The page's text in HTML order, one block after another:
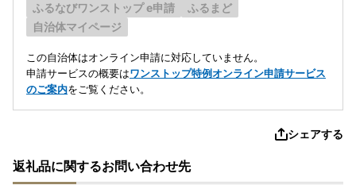
ふるなびワンストップ e申請
ふるまど
自治体マイページ
この自治体はオンライン申請に対応していません。
申請サービスの概要はワンストップ特例オンライン申請サービス
のご案内をご覧ください。
シェアする
返礼品に関するお問い合わせ先